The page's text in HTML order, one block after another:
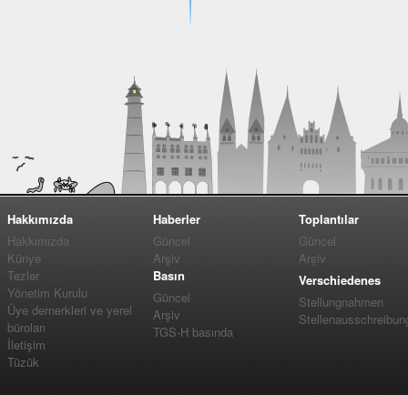
Hakkımızda
Hakkımızda
Künye
Tezler
Yönetim Kurulu
Üye dernerkleri ve yerel
büroları
İletişim
Tüzük
Haberler
Güncel
Arşiv
Basın
Güncel
Arşiv
TGS-H basında
Toplantılar
Güncel
Arşiv
Verschiedenes
Stellungnahmen